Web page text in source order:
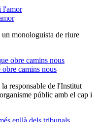
monologuista de riure
camins nous
responsable de l'Institut
públic amb el cap i